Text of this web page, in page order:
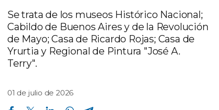
Se trata de los museos Histórico Nacional;
Cabildo de Buenos Aires y de la Revolución
de Mayo; Casa de Ricardo Rojas; Casa de
Yrurtia y Regional de Pintura "José A.
Terry".
01 de julio de 2026
Compartir en Facebook Compartir en Twitter Compartir en Linkedin Compartir en Whatsapp